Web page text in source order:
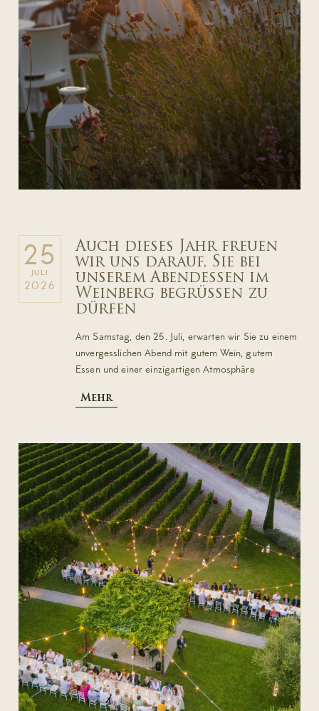
25
JULI
2026
Auch dieses Jahr freuen
wir uns darauf, Sie bei
unserem Abendessen im
Weinberg begrüßen zu
dürfen
Am Samstag, den 25. Juli, erwarten wir Sie zu einem
unvergesslichen Abend mit gutem Wein, gutem
Essen und einer einzigartigen Atmosphäre
Mehr